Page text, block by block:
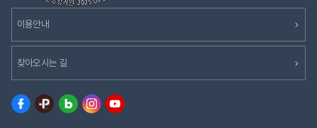
이용안내
찾아오시는 길